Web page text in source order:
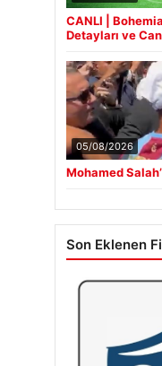
CANLI |
Detayları ve
05/08/2026
Mohamed
Son Eklenen